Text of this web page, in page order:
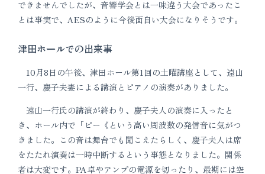
できませんでしたが、音響学会とは一味違う大会であったこ
とは事実で、AESのように今後面自い大会になりそうです。
津田ホールでの出来事
10月8日の午後、津田ホール第1回の土曜講座として、遠山
一行、慶子夫妻による講演とピアノの演奏がありました。
遠山一行氏の講演が終わり、慶子夫人の演奏に入ったと
き、ホール内で「ピー《という高い周波数の発信音に気がつ
きました。この音は舞台でも聞こえたらしく、慶子夫人は席
をたたれ演奏は一時中断するという事態となりました。関係
者は大変です。PA卓やアンプの電源を切ったり、最期には空